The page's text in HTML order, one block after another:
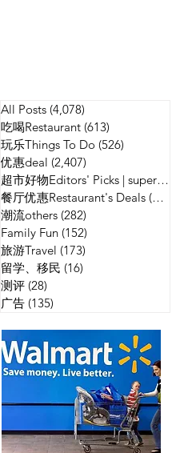
All Posts (4,078)
吃喝Restaurant (613)
玩乐Things To Do (526)
优惠deal (2,407)
超市好物Editors' Picks | supermarket
餐厅优惠Restaurant's Deals (134)
潮流others (282)
Family Fun (152)
旅游Travel (173)
留学、移民 (16)
测评 (28)
广告 (135)